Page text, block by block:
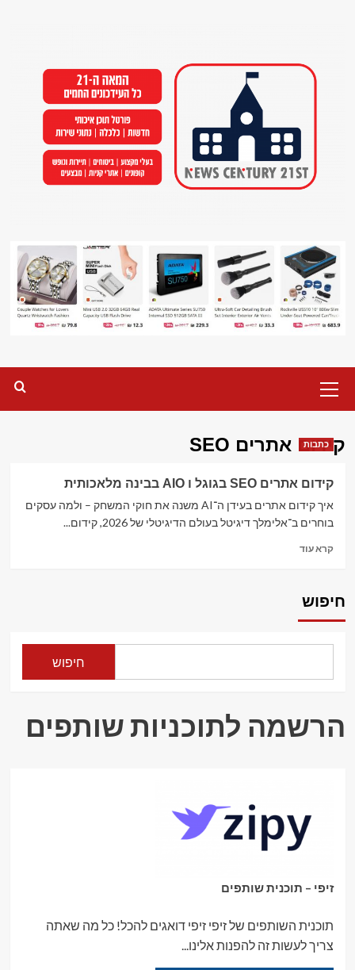
Menu
קידום אתרים SEO
כתבות
קידום אתרים SEO בגוגל ו AIO בבינה מלאכותית
איך קידום אתרים בעידן ה־AI משנה את חוקי המשחק – ולמה עסקים
בוחרים ב־אלימלך דיגיטל בעולם הדיגיטלי של 2026, קידום...
קרא עודRead
SEO
בבינה
חיפוש
חיפוש
הרשמה לתוכניות שותפים
זיפי – תוכנית שותפים
תוכנית השותפים של זיפי זיפי דואגים להכל! כל מה שאתה
צריך לעשות זה להפנות אלינו...